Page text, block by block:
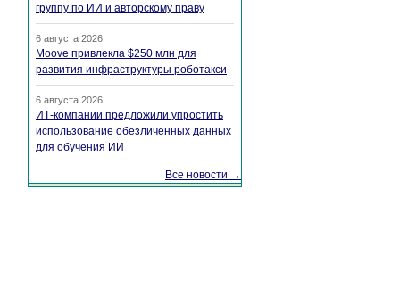
группу по ИИ и авторскому праву
6 августа 2026
Moove привлекла $250 млн для
развития инфраструктуры роботакси
6 августа 2026
ИТ-компании предложили упростить
использование обезличенных данных
для обучения ИИ
Все новости →